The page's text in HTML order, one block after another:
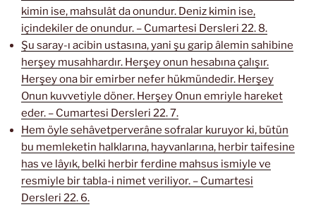
kimin ise, mahsulât da onundur. Deniz kimin ise,
içindekiler de onundur. – Cumartesi Dersleri 22. 8.
Şu saray-ı acibin ustasına, yani şu garip âlemin sahibine
herşey musahhardır. Herşey onun hesabına çalışır.
Herşey ona bir emirber nefer hükmündedir. Herşey
Onun kuvvetiyle döner. Herşey Onun emriyle hareket
eder. – Cumartesi Dersleri 22. 7.
Hem öyle sehâvetperverâne sofralar kuruyor ki, bütün
bu memleketin halklarına, hayvanlarına, herbir taifesine
has ve lâyık, belki herbir ferdine mahsus ismiyle ve
resmiyle bir tabla-i nimet veriliyor. – Cumartesi
Dersleri 22. 6.